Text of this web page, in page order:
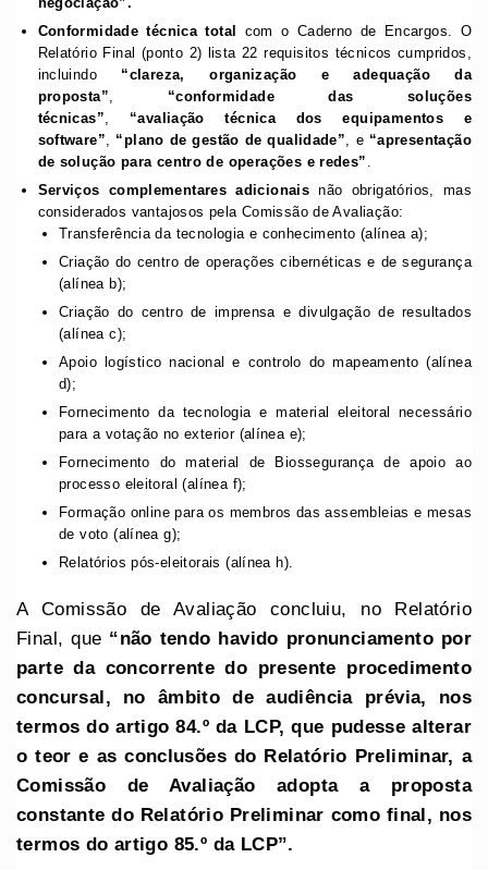
Conformidade técnica total com o Caderno de Encargos. O
Relatório Final (ponto 2) lista 22 requisitos técnicos cumpridos,
incluindo “clareza, organização e adequação da
proposta”
“conformidade das soluções
técnicas”
“avaliação técnica dos equipamentos e
software”
“plano de gestão de qualidade” , e “apresentação
de solução para centro de operações e redes”
Serviços complementares adicionais não obrigatórios, mas
considerados vantajosos pela Comissão de Avaliação:
Transferência da tecnologia e conhecimento (alínea a);
Criação do centro de operações cibernéticas e de segurança
(alínea b);
Criação do centro de imprensa e divulgação de resultados
(alínea c);
Apoio logístico nacional e controlo do mapeamento (alínea
d);
Fornecimento da tecnologia e material eleitoral necessário
para a votação no exterior (alínea e);
Fornecimento do material de Biossegurança de apoio ao
processo eleitoral (alínea f);
Formação online para os membros das assembleias e mesas
de voto (alínea g);
Relatórios pós-eleitorais (alínea h).
A Comissão de Avaliação concluiu, no Relatório
Final, que “não tendo havido pronunciamento por
parte da concorrente do presente procedimento
concursal, no âmbito de audiência prévia, nos
termos do artigo 84.º da LCP, que pudesse alterar
o teor e as conclusões do Relatório Preliminar, a
Comissão de Avaliação adopta a proposta
constante do Relatório Preliminar como final, nos
termos do artigo 85.º da LCP”.